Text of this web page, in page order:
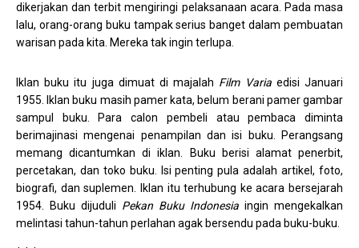
dikerjakan dan terbit mengiringi pelaksanaan acara. Pada masa
lalu, orang-orang buku tampak serius banget dalam pembuatan
warisan pada kita. Mereka tak ingin terlupa.
Iklan buku itu juga dimuat di majalah Film Variaedisi Januari
1955. Iklan buku masih pamer kata, belum berani pamer gambar
sampul buku. Para calon pembeli atau pembaca diminta
berimajinasi mengenai penampilan dan isi buku. Perangsang
memang dicantumkan di iklan. Buku berisi alamat penerbit,
percetakan, dan toko buku. Isi penting pula adalah artikel, foto,
biografi, dan suplemen. Iklan itu terhubung ke acara bersejarah
1954. Buku dijuduli Pekan Buku Indonesia ingin mengekalkan
melintasi tahun-tahun perlahan agak bersendu pada buku-buku.